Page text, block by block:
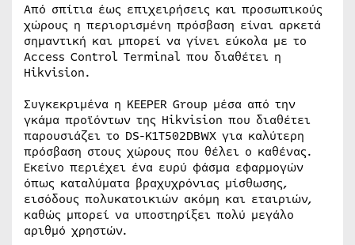
Από σπίτια έως επιχειρήσεις και προσωπικούς
χώρους η περιορισμένη πρόσβαση είναι αρκετά
σημαντική και μπορεί να γίνει εύκολα με το
Access Control Terminal που διαθέτει η
Hikvision.
Συγκεκριμένα η KEEPER Group μέσα από την
γκάμα προϊόντων της Hikvision που διαθέτει
παρουσιάζει το DS-K1T502DBWX για καλύτερη
πρόσβαση στους χώρους που θέλει ο καθένας.
Εκείνο περιέχει ένα ευρύ φάσμα εφαρμογών
όπως καταλύματα βραχυχρόνιας μίσθωσης,
εισόδους πολυκατοικιών ακόμη και εταιριών,
καθώς μπορεί να υποστηρίξει πολύ μεγάλο
αριθμό χρηστών.